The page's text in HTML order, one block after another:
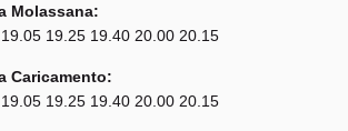
Molassana:
19.25 19.40 20.00 20.15
Caricamento:
19.25 19.40 20.00 20.15